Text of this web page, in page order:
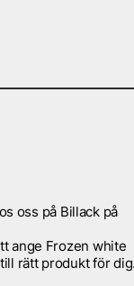
oss på Billack på
ange Frozen white
rätt produkt för